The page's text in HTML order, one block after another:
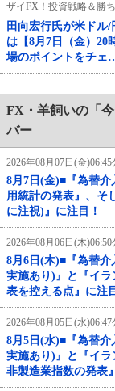
ザイFX！投資戦略＆勝
田向宏行氏が米ドル
は【8月7日（金）20
場のポイントをチェ
FX・羊飼いの「
バー
2026年08月07日(金)06:45
8月7日(金)■『為替
用統計の発表』、そ
に注視)』に注目！
2026年08月06日(木)06:50
8月6日(木)■『為替
実施あり)』と『イ
表を控える点』に注
2026年08月05日(水)06:47
8月5日(水)■『為替
実施あり)』と『イ
非製造業指数の発表